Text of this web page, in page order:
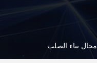
بناء الصلب